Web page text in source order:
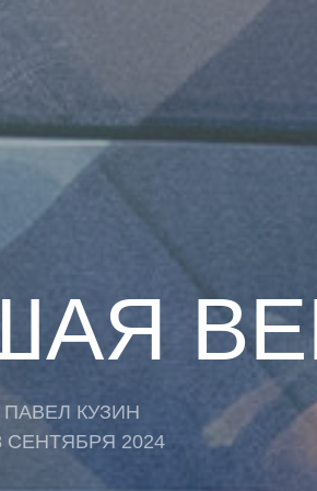
ПАВЕЛ КУЗИН
СЕНТЯБРЯ 2024